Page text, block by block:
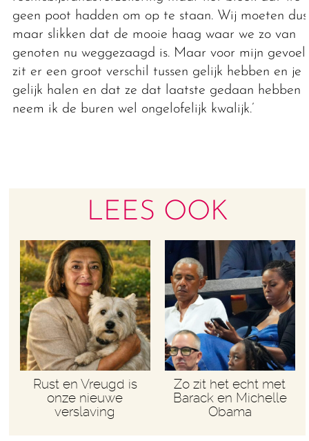
geen poot hadden om op te staan. Wij moeten dus
maar slikken dat de mooie haag waar we zo van
genoten nu weggezaagd is. Maar voor mijn gevoel
zit er een groot verschil tussen gelijk hebben en je
gelijk halen en dat ze dat laatste gedaan hebben
neem ik de buren wel ongelofelijk kwalijk.’
LEES OOK
Rust en Vreugd is
onze nieuwe
verslaving
Zo zit het echt met
Barack en Michelle
Obama